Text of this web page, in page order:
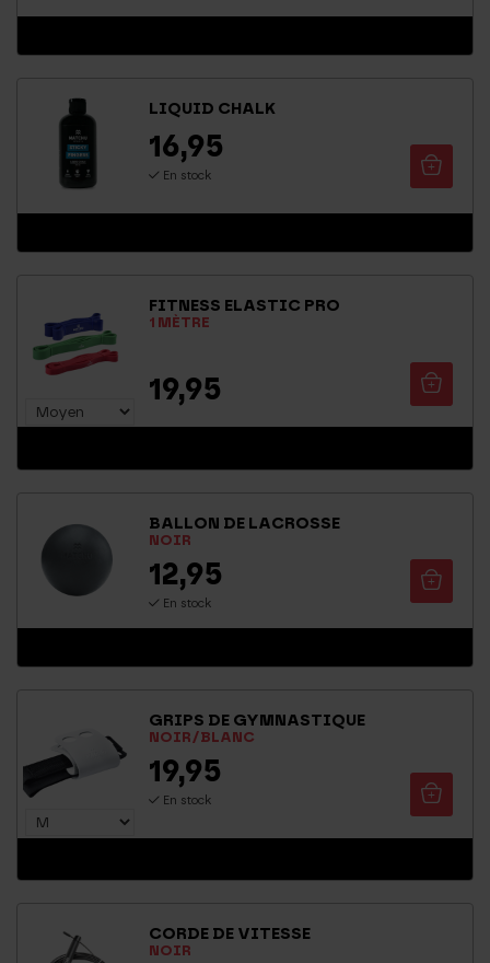
LIQUID CHALK
16,95
En stock
FITNESS ELASTIC PRO
1 MÈTRE
19,95
BALLON DE LACROSSE
NOIR
12,95
En stock
GRIPS DE GYMNASTIQUE
NOIR/BLANC
19,95
En stock
CORDE DE VITESSE
NOIR